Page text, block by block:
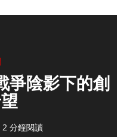
爭陰影下的創
2 分鐘閱讀